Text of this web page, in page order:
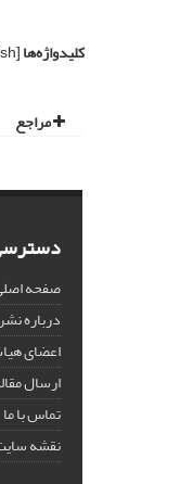
کلیدواژه‌ها[English]
مراجع
صفحه
درباره
اعضای
ارسال
تماس با ما
نقشه